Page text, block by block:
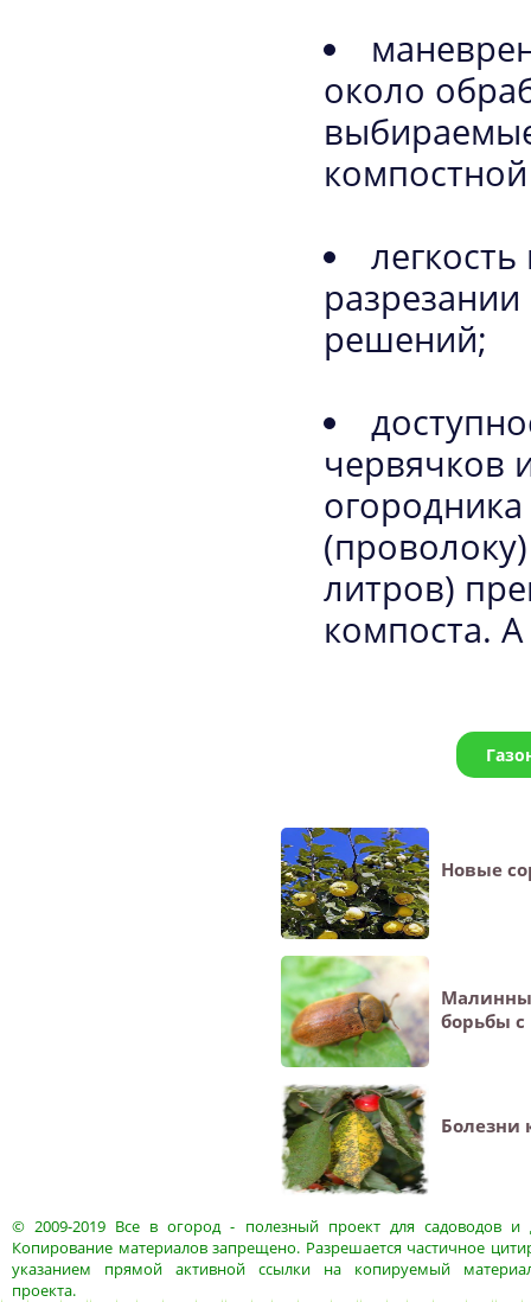
около
решений;
червячков
литров)
компоста.
Новые
борьбы
Болезни
© 2009-2019 Все в огород- полезный проект для садоводов и
Копирование материалов запрещено. Разрешается частичное
указанием прямой активной ссылки на копируемый
проекта.